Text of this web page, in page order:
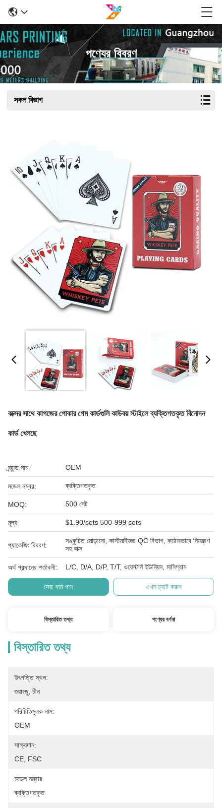
পণ্যের বিবরণ
সকল বিভাগ
বক্সের সাথে কাগজের পোকার গেম কার্ডগুলি কাউবয় স্টাইলে ব্যক্তিগতকৃত বিনোদন
কার্ড খেলছে
ব্র্যান্ড নাম: OEM
মডেল নম্বর: ব্যক্তিগতকৃত
MOQ: 500 সেট
মূল্য: $1.90/sets 500-999 sets
প্যাকেজিং বিবরণ:
সঙ্কুচিত মোড়ানো, কাস্টমাইজড QC বিভাগ, কঠোরভাবে নিয়ন্ত্রণ
সহ বাক্স
অর্থ প্রদানের শর্তাবলী: L/C, D/A, D/P, T/T, ওয়েস্টার্ন ইউনিয়ন, মানিগ্রাম
সেরা দাম পান এখন চ্যাট করুন
বিস্তারিত তথ্য পণ্যের বর্ণনা
বিস্তারিত তথ্য
উৎপত্তি স্থল:
গুয়াংজু, চীন
পরিচিতিমুলক নাম:
OEM
সাক্ষ্যদান:
CE, FSC
মডেল নম্বার:
ব্যক্তিগতকৃত